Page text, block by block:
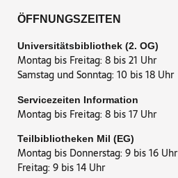
ÖFFNUNGSZEITEN
Universitätsbibliothek (2. OG)
Montag bis Freitag: 8 bis 21 Uhr
Samstag und Sonntag: 10 bis 18 Uhr
Servicezeiten Information
Montag bis Freitag: 8 bis 17 Uhr
Teilbibliotheken Mil (EG)
Montag bis Donnerstag: 9 bis 16 Uhr
Freitag: 9 bis 14 Uhr